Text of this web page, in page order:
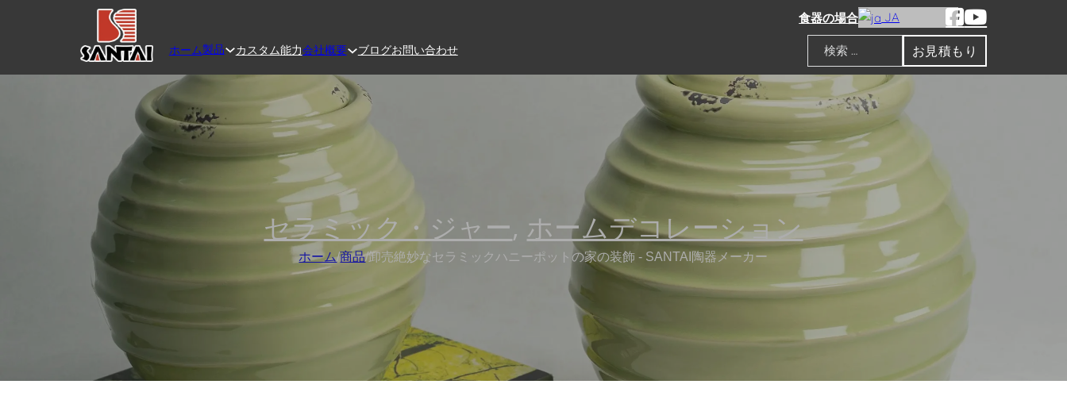
食器の場合 JA
ホーム製品 カスタム能力会社概要 ブログお問い合わせ
検索
お見積もり
セラミック・ジャー, ホームデコレーション
ホーム/商品/卸売絶妙なセラミックハニーポットの家の装飾 - SANTAI陶器メーカー